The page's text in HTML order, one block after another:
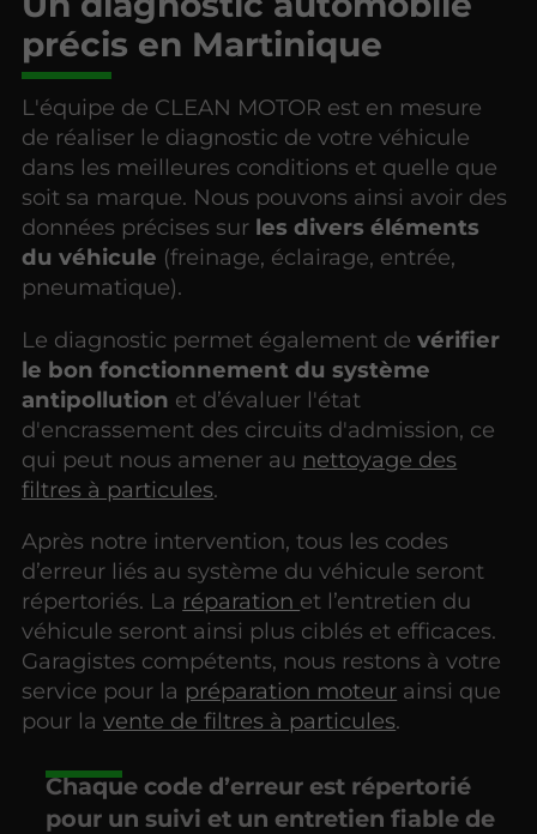
précis en Martinique
L'équipe de CLEAN MOTOR est en mesure
de réaliser le diagnostic de votre véhicule
dans les meilleures conditions et quelle que
soit sa marque. Nous pouvons ainsi avoir des
données précises sur les divers éléments
du véhicule (freinage, éclairage, entrée,
pneumatique).
Le diagnostic permet également devérifier
le bon fonctionnement du système
antipollution et d’évaluer l'état
d'encrassement des circuits d'admission, ce
qui peut nous amener au nettoyage des
filtres à particules.
Après notre intervention, tous les codes
d’erreur liés au système du véhicule seront
répertoriés. La réparation et l’entretien du
véhicule seront ainsi plus ciblés et efficaces.
Garagistes compétents, nous restons à votre
service pour la préparation moteur ainsi que
pour lavente de filtres à particules.
Chaque code d’erreur est répertorié
pour un suivi et un entretien fiable de